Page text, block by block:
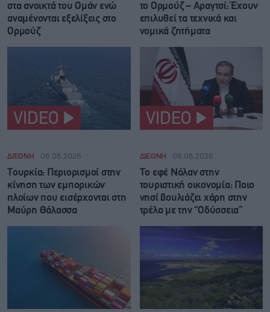
στα ανοικτά του Ομάν ενώ
αναμένονται εξελίξεις στο
Ορμούζ
VIDEO
το Ορμούζ – Αραγτσί: Έχουν
επιλυθεί τα τεχνικά και
νομικά ζητήματα
VIDEO
ΔΙΕΘΝΗ 08.08.2026
Τουρκία: Περιορισμοί στην
κίνηση των εμπορικών
πλοίων που εισέρχονται στη
Μαύρη Θάλασσα
ΔΙΕΘΝΗ 08.08.2026
Το εφέ Νόλαν στην
τουριστική οικονομία: Ποιο
νησί βουλιάζει χάρη στην
τρέλα με την “Οδύσσεια”